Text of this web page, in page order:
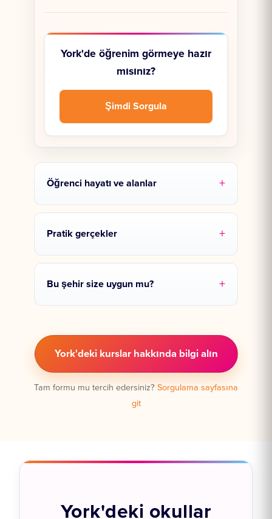
York'de öğrenim görmeye hazır
mısınız?
Şimdi Sorgula
Öğrenci hayatı ve alanlar
Pratik gerçekler
Bu şehir size uygun mu?
York'deki kurslar hakkında bilgi alın
Tam formu mu tercih edersiniz? Sorgulama sayfasına
git
York'deki okullar